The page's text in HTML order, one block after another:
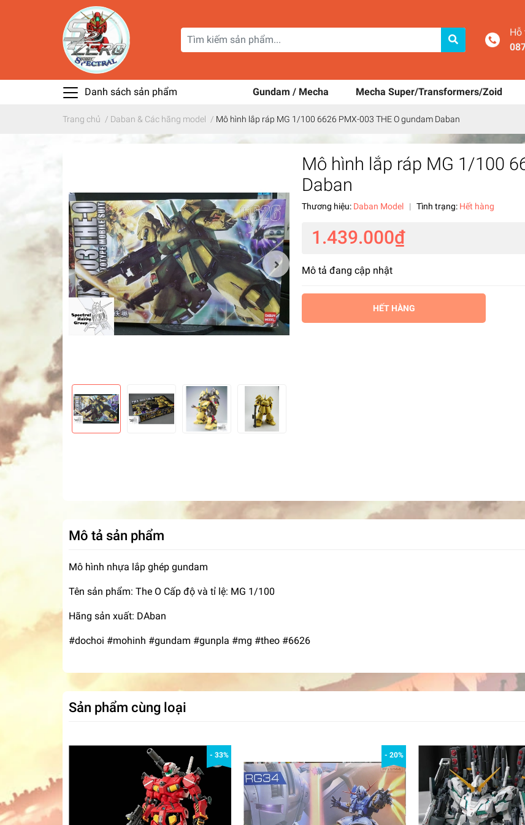
Hỗ
Danh sách sản phẩm Gundam / Mecha Mecha Super/Transformers/Zoid
Trang chủ / Daban & Các hãng model / Mô hình lắp ráp MG 1/100 6626 PMX-003 THE O gundam Daban
Mô hình lắp ráp MG 1/100
Daban
Thương hiệu: Daban Model | Tình trạng: Hết hàng
1.439.000₫
Mô tả đang cập nhật
HẾT HÀNG
Mô tả sản phẩm
Mô hình nhựa lắp ghép gundam
Tên sản phẩm: The O Cấp độ và tỉ lệ: MG 1/100
Hãng sản xuất: DAban
#dochoi #mohinh #gundam #gunpla #mg #theo #6626
Sản phẩm cùng loại
- 33% - 20%